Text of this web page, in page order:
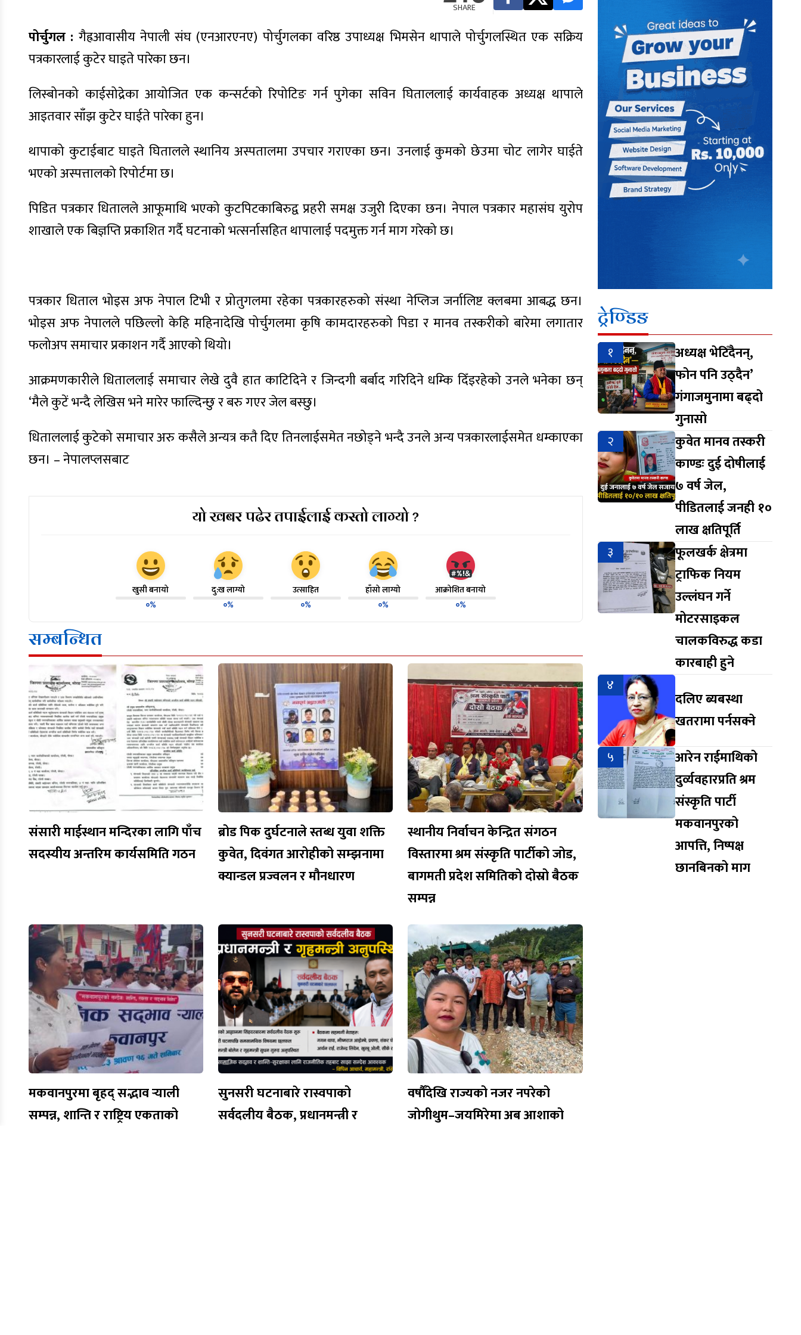
SHARE
पोर्चुगल : गैह्रआवासीय नेपाली संघ (एनआरएनए) पोर्चुगलका वरिष्ठ उपाध्यक्ष भिमसेन थापाले पोर्चुगलस्थित एक सक्रिय
पत्रकारलाई कुटेर घाइते पारेका छन।
लिस्बोनको काईसोद्रेका आयोजित एक कन्सर्टको रिपोटिङ गर्न पुगेका सविन घिताललाई कार्यवाहक अध्यक्ष थापाले
आइतवार साँझ कुटेर घाईते पारेका हुन।
थापाको कुटाईबाट घाइते घितालले स्थानिय अस्पतालमा उपचार गराएका छन। उनलाई कुमको छेउमा चोट लागेर घाईते
भएको अस्पत्तालको रिपोर्टमा छ।
पिडित पत्रकार धितालले आफूमाथि भएको कुटपिटकाबिरुद्व प्रहरी समक्ष उजुरी दिएका छन। नेपाल पत्रकार महासंघ युरोप
शाखाले एक बिज्ञप्ति प्रकाशित गर्दै घटनाको भत्सर्नासहित थापालाई पदमुक्त गर्न माग गरेको छ।
पत्रकार धिताल भोइस अफ नेपाल टिभी र प्रोतुगलमा रहेका पत्रकारहरुको संस्था नेप्लिज जर्नालिष्ट क्लबमा आबद्ध छन।
भोइस अफ नेपालले पछिल्लो केहि महिनादेखि पोर्चुगलमा कृषि कामदारहरुको पिडा र मानव तस्करीको बारेमा लगातार
फलोअप समाचार प्रकाशन गर्दै आएको थियो।
आक्रमणकारीले धिताललाई समाचार लेखे दुवै हात काटिदिने र जिन्दगी बर्बाद गरिदिने धम्कि दिँइरहेको उनले भनेका छन्
‘मैले कुटें भन्दै लेखिस भने मारेर फाल्दिन्छु र बरु गएर जेल बस्छु।
धिताललाई कुटेको समाचार अरु कसैले अन्यत्र कतै दिए तिनलाईसमेत नछोड्ने भन्दै उनले अन्य पत्रकारलाईसमेत धम्काएका
छन। – नेपालप्लसबाट
यो खबर पढेर तपाईलाई कस्तो लाग्यो ?
खुसी बनायो
०%
दु:ख लाग्यो
०%
उत्साहित
०%
हाँसो लाग्यो
०%
आक्रोशित बनायो
०%
सम्बन्धित
संसारी माईस्थान मन्दिरका लागि पाँच
सदस्यीय अन्तरिम कार्यसमिति गठन
ब्रोड पिक दुर्घटनाले स्तब्ध युवा शक्ति
कुवेत, दिवंगत आरोहीको सम्झनामा
क्यान्डल प्रज्वलन र मौनधारण
स्थानीय निर्वाचन केन्द्रित संगठन
विस्तारमा श्रम संस्कृति पार्टीको जोड,
बागमती प्रदेश समितिको दोस्रो बैठक
सम्पन्न
मकवानपुरमा बृहद् सद्भाव र्‍याली
सम्पन्न, शान्ति र राष्ट्रिय एकताको
सुनसरी घटनाबारे रास्वपाको
सर्वदलीय बैठक, प्रधानमन्त्री र
वर्षौँदेखि राज्यको नजर नपरेको
जोगीथुम–जयमिरेमा अब आशाको
ट्रेण्डिङ
१
अध्यक्ष भेटिँदैनन्,
फोन पनि उठ्दैन’
गंगाजमुनामा बढ्दो
गुनासो
२
कुवेत मानव तस्करी
काण्डः दुई दोषीलाई
७ वर्ष जेल,
पीडितलाई जनही १०
लाख क्षतिपूर्ति
३
फूलखर्क क्षेत्रमा
ट्राफिक नियम
उल्लंघन गर्ने
मोटरसाइकल
चालकविरुद्ध कडा
कारबाही हुने
४
दलिए ब्यबस्था
खतरामा पर्नसक्ने
५
आरेन राईमाथिको
दुर्व्यवहारप्रति श्रम
संस्कृति पार्टी
मकवानपुरको
आपत्ति, निष्पक्ष
छानबिनको माग